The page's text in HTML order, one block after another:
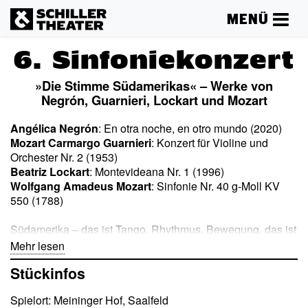
MENÜ
6. Sinfoniekonzert
»Die Stimme Südamerikas« – Werke von
Negrón, Guarnieri, Lockart und Mozart
Angélica Negrón: En otra noche, en otro mundo (2020)
Mozart Carmargo Guarnieri: Konzert für Violine und
Orchester Nr. 2 (1953)
Beatriz Lockart: Montevideana Nr. 1 (1996)
Wolfgang Amadeus Mozart: Sinfonie Nr. 40 g-Moll KV
550 (1788)
Südamerika – das ist Tango, Rhythmus, Bewegung, das ist
Temperament. Aber noch viel, viel mehr. Die
puertoricanische Komponistin Angélica Negrón eröffnet mit
»En otra noche, en otro mundo« eine schillernde
und ein feines Gespür für Atmosphäre lassen eine andere
Mehr lesen
Stückinfos
Spielort: Meininger Hof, Saalfeld